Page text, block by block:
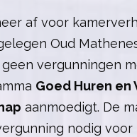
af voor
Oud
vergunningen
Goed Huren en
aanmoedigt. De
nodig